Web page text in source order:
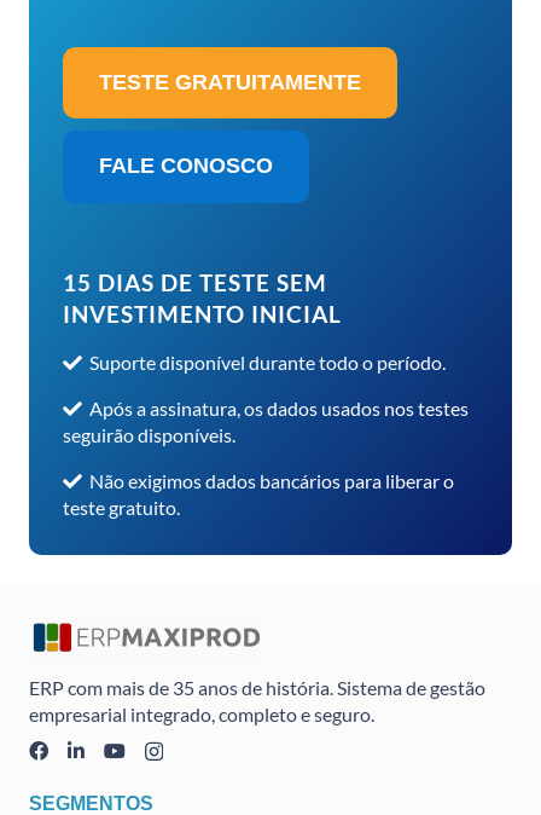
TESTE GRATUITAMENTE
FALE CONOSCO
15 DIAS DE TESTE SEM
INVESTIMENTO INICIAL
Suporte disponível durante todo o período.
Após a assinatura, os dados usados nos testes
seguirão disponíveis.
Não exigimos dados bancários para liberar o
teste gratuito.
ERP com mais de 35 anos de história. Sistema de gestão
empresarial integrado, completo e seguro.
SEGMENTOS